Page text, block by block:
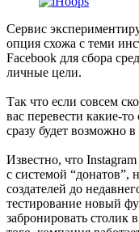
Сервис
опция схожа с теми
Facebook для сбора
личные цели.
Так что если совсем
вас перевести какие-
сразу будет возможно
Известно, что
с системой “донатов”,
создателей до
тестирование новый
забронировать столик